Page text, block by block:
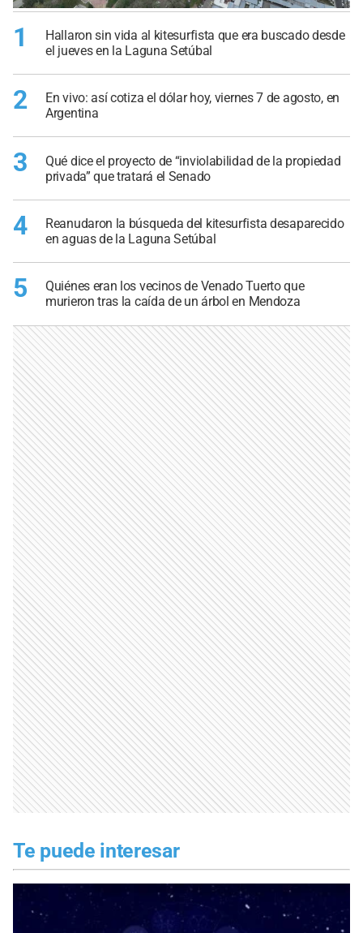
1
Hallaron sin vida al kitesurfista que era buscado desde
el jueves en la Laguna Setúbal
2
En vivo: así cotiza el dólar hoy, viernes 7 de agosto, en
Argentina
3
Qué dice el proyecto de “inviolabilidad de la propiedad
privada” que tratará el Senado
4
Reanudaron la búsqueda del kitesurfista desaparecido
en aguas de la Laguna Setúbal
5
Quiénes eran los vecinos de Venado Tuerto que
murieron tras la caída de un árbol en Mendoza
Te puede interesar